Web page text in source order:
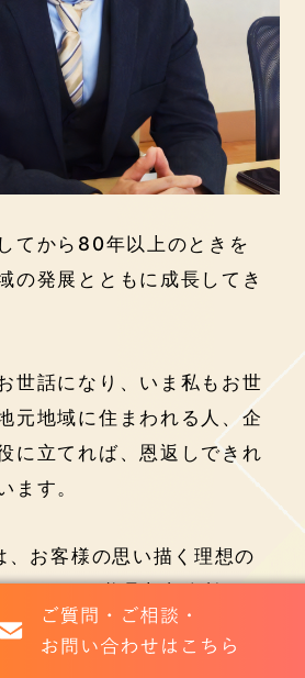
てから80年以上のときを
の発展とともに成長してき
世話になり、いま私もお世
元地域に住まわれる人、企
に立てれば、恩返しできれ
ます。
お客様の思い描く理想の
っていく税理士事務所で
めに、自分たちの仕事・言